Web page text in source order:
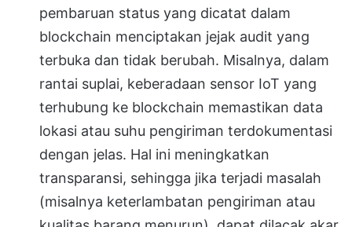
pembaruan status yang dicatat dalam
blockchain menciptakan jejak audit yang
terbuka dan tidak berubah. Misalnya, dalam
rantai suplai, keberadaan sensor IoT yang
terhubung ke blockchain memastikan data
lokasi atau suhu pengiriman terdokumentasi
dengan jelas. Hal ini meningkatkan
transparansi, sehingga jika terjadi masalah
(misalnya keterlambatan pengiriman atau